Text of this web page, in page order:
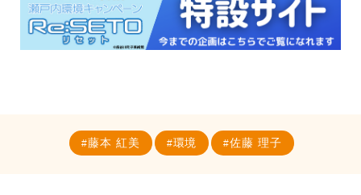
藤本 紅美 環境 佐藤 理子